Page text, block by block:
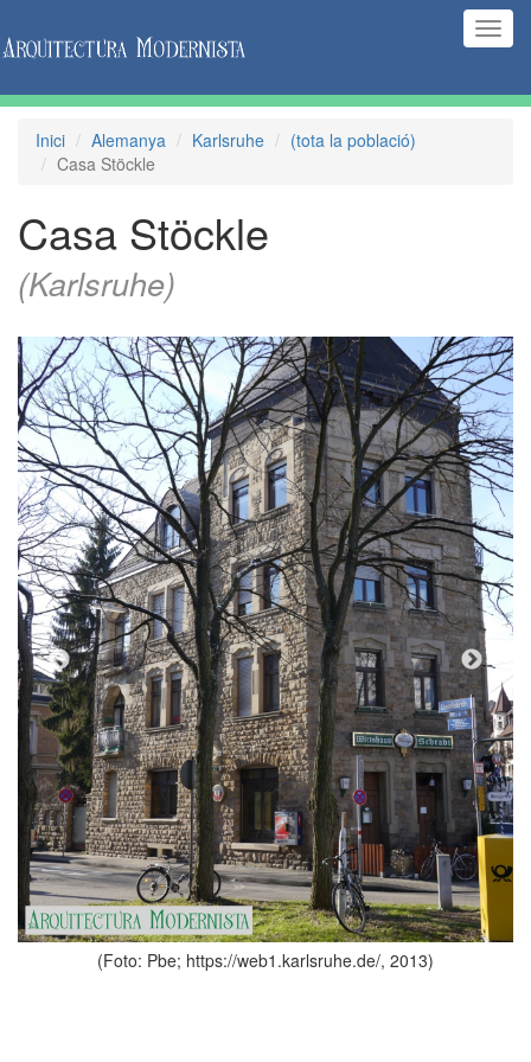
Inici Alemanya Karlsruhe
(tota la població)
Casa Stöckle
Casa Stöckle
(Karlsruhe)
, 2013)
(Foto: Pbe; https://